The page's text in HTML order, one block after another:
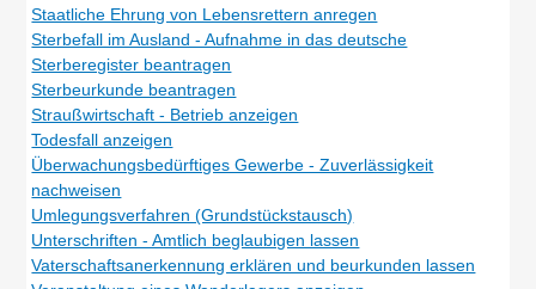
Staatliche Ehrung von Lebensrettern anregen
Sterbefall im Ausland - Aufnahme in das deutsche
Sterberegister beantragen
Sterbeurkunde beantragen
Straußwirtschaft - Betrieb anzeigen
Todesfall anzeigen
Überwachungsbedürftiges Gewerbe - Zuverlässigkeit
nachweisen
Umlegungsverfahren (Grundstückstausch)
Unterschriften - Amtlich beglaubigen lassen
Vaterschaftsanerkennung erklären und beurkunden lassen